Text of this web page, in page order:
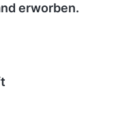
erworben.